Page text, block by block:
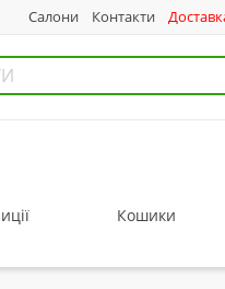
Салони Контакти
Кошики